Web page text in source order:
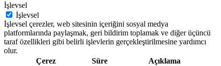
İşlevsel
İşlevsel
İşlevsel çerezler, web sitesinin içeriğini sosyal medya
platformlarında paylaşmak, geri bildirim toplamak ve diğer üçüncü
taraf özellikleri gibi belirli işlevlerin gerçekleştirilmesine yardımcı
olur.
Çerez
Süre Açıklama